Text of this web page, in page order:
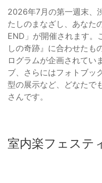
2026年7月の第一週末、
たしのまなざし、あなた
END」が開催されます。
しの奇跡』に合わせたも
ログラムが企画されてい
ブ、さらにはフォトブッ
型の展示など、どなたで
さんです。
室内楽フェステ